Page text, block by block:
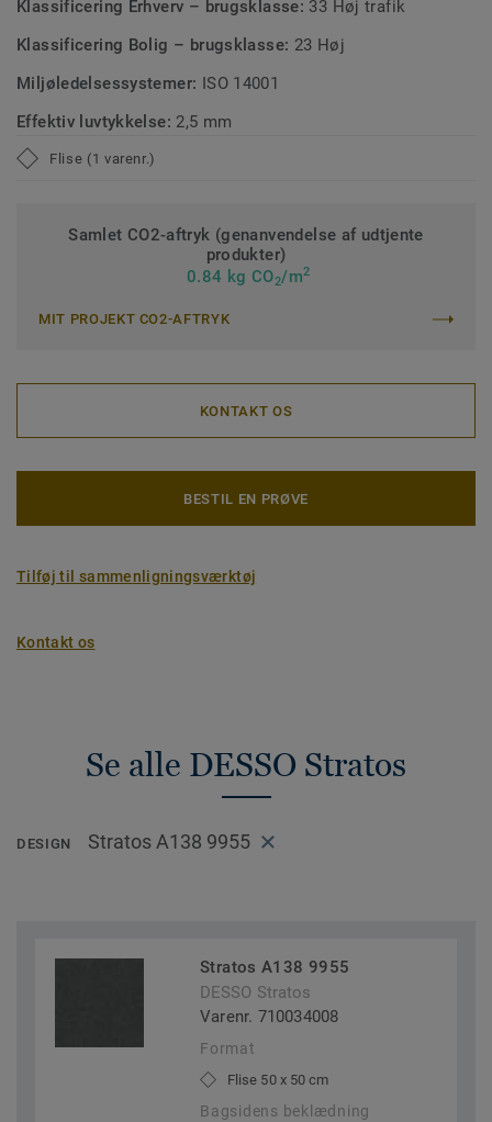
Klassificering Erhverv – brugsklasse: 33 Høj trafik
Klassificering Bolig – brugsklasse: 23 Høj
Miljøledelsessystemer: ISO 14001
Effektiv luvtykkelse: 2,5 mm
Flise (1 varenr.)
Samlet CO2-aftryk (genanvendelse af udtjente
produkter)
0.84 kg CO2/m2
MIT PROJEKT CO2-AFTRYK
KONTAKT OS
BESTIL EN PRØVE
Tilføj til sammenligningsværktøj
Kontakt os
Se alle DESSO Stratos
DESIGN Stratos A138 9955
Stratos A138 9955
DESSO Stratos
Varenr. 710034008
Format
Flise 50 x 50 cm
Bagsidens beklædning